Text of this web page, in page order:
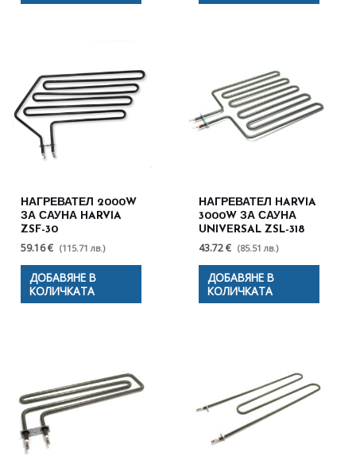
НАГРЕВАТЕЛ 2000W
ЗА САУНА HARVIA
ZSF-30
59.16 € (115.71 лв.)
ДОБАВЯНЕ В
КОЛИЧКАТА
НАГРЕВАТЕЛ HARVIA
3000W ЗА САУНА
UNIVERSAL ZSL-318
43.72 € (85.51 лв.)
ДОБАВЯНЕ В
КОЛИЧКАТА